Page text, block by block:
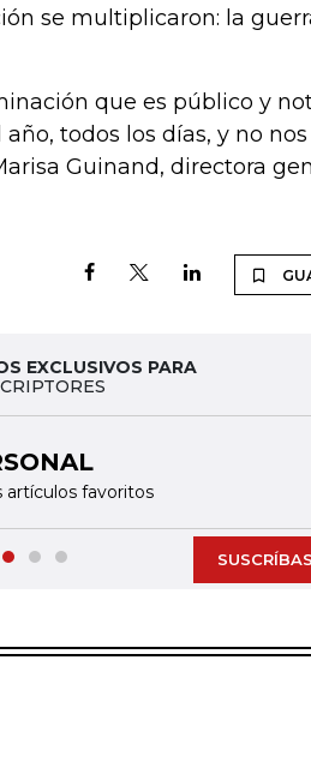
se multiplicaron: la
que es público y
todos los días, y no
Guinand, directora
EXCLUSIVOS PARA
artículos favoritos